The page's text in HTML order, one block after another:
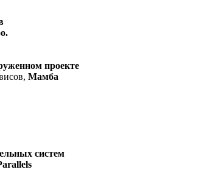
проекте
Мамба
систем